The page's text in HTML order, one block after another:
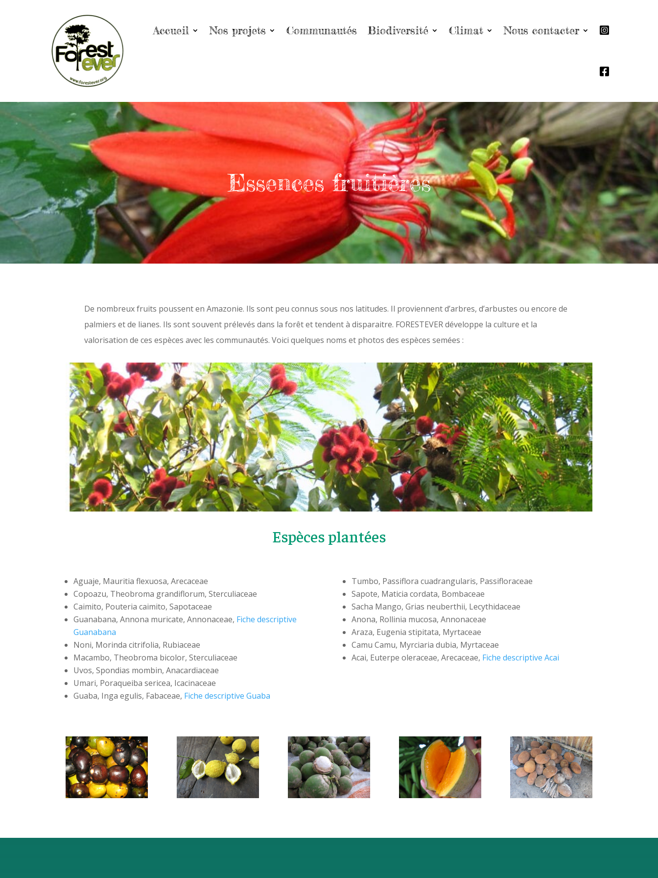
Accueil Nos projets Communautés Biodiversité Climat Nous contacter
Essences fruitières
De nombreux fruits poussent en Amazonie. Ils sont peu connus sous nos latitudes. Il proviennent d’arbres, d’arbustes ou encore de
palmiers et de lianes. Ils sont souvent prélevés dans la forêt et tendent à disparaitre. FORESTEVER développe la culture et la
valorisation de ces espèces avec les communautés. Voici quelques noms et photos des espèces semées :
Espèces plantées
Aguaje, Mauritia flexuosa, Arecaceae
Copoazu, Theobroma grandiflorum, Sterculiaceae
Caimito, Pouteria caimito, Sapotaceae
Guanabana, Annona muricate, Annonaceae, Fiche descriptive
Guanabana
Noni, Morinda citrifolia, Rubiaceae
Macambo, Theobroma bicolor, Sterculiaceae
Uvos, Spondias mombin, Anacardiaceae
Umari, Poraqueiba sericea, Icacinaceae
Guaba, Inga egulis, Fabaceae, Fiche descriptive Guaba
Tumbo, Passiflora cuadrangularis, Passifloraceae
Sapote, Maticia cordata, Bombaceae
Sacha Mango, Grias neuberthii, Lecythidaceae
Anona, Rollinia mucosa, Annonaceae
Araza, Eugenia stipitata, Myrtaceae
Camu Camu, Myrciaria dubia, Myrtaceae
Acai, Euterpe oleraceae, Arecaceae, Fiche descriptive Acai